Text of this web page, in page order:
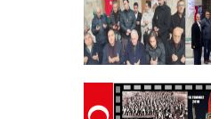
Tüm Şehitlerimizi